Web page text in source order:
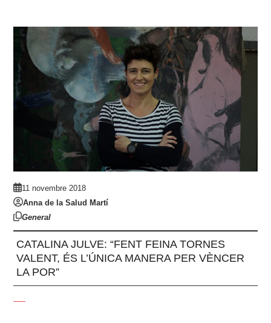
11 novembre 2018
Anna de la Salud Martí
General
CATALINA JULVE: “FENT FEINA TORNES
VALENT, ÉS L’ÚNICA MANERA PER VÈNCER
LA POR”